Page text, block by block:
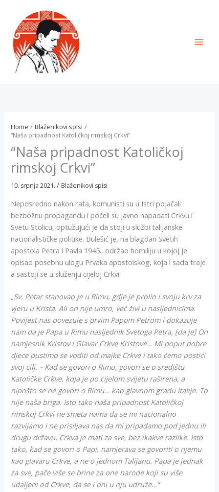
content
Home
Blaženikovi spisi
“Naša pripadnost Katoličkoj rimskoj Crkvi”
“Naša pripadnost Katoličkoj
rimskoj Crkvi”
10. srpnja 2021./ Blaženikovi spisi
Neposredno nakon rata, komunisti su u Istri pojačali
bezbožnu propagandu i počeli su javno napadati Crkvu i
Svetu Stolicu, optužujući je da stoji u službi talijanske
nacionalističke politike. Bulešić je, na blagdan Svetih
apostola Petra i Pavla 1945., održao homiliju u kojoj je
opisao posebnu ulogu Prvaka apostolskog, koja i sada traje
a sastoji se u služenju cijeloj Crkvi.
„Sv. Petar stanovao je u Rimu, gdje je prolio i svoju krv za
vjeru u Krista. Ali on nije umro, već živi u nasljednicima.
Povijest nas povezuje s prvim Papom Petrom i dokazuje
nam da je Papa u Rimu nasljednik Svetoga Petra, [da je] On
namjesnik Kristov i Glavar Crkve Kristove… Mi poput dobre
djece pustimo se voditi od majke Crkve i tako ćemo postići
svoj cilj. – Kad se govori o Rimu, govori se o središtu
Katoličke Crkve, koja je po cijelom svijetu raširena, a
nipošto se ne govori o Rimu… kao glavnom gradu Italije. To
nije naša briga. Isto tako naša pripadnost Katoličkoj
rimskoj Crkvi ne smeta nama da se mi nacionalno
razvijamo i ne prisiljava nas da mi pripadamo pod jednu ili
drugu državu. Crkva je mati za sve, bez ikakve razlike. Isto
tako, kad se govori o Papi, namjerava se govoriti o njemu
kao glavaru Crkve, a ne o jednom Talijanu. Papa je jednak
za sve, pače više se brine za one narode koji su više
udaljeni od Crkve, da se i oni u nju udruže…“